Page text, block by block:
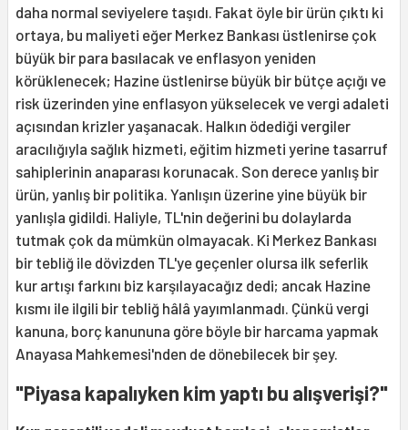
daha normal seviyelere taşıdı. Fakat öyle bir ürün çıktı ki
ortaya, bu maliyeti eğer Merkez Bankası üstlenirse çok
büyük bir para basılacak ve enflasyon yeniden
körüklenecek; Hazine üstlenirse büyük bir bütçe açığı ve
risk üzerinden yine enflasyon yükselecek ve vergi adaleti
açısından krizler yaşanacak. Halkın ödediği vergiler
aracılığıyla sağlık hizmeti, eğitim hizmeti yerine tasarruf
sahiplerinin anaparası korunacak. Son derece yanlış bir
ürün, yanlış bir politika. Yanlışın üzerine yine büyük bir
yanlışla gidildi. Haliyle, TL'nin değerini bu dolaylarda
tutmak çok da mümkün olmayacak. Ki Merkez Bankası
bir tebliğ ile dövizden TL'ye geçenler olursa ilk seferlik
kur artışı farkını biz karşılayacağız dedi; ancak Hazine
kısmı ile ilgili bir tebliğ hâlâ yayımlanmadı. Çünkü vergi
kanuna, borç kanununa göre böyle bir harcama yapmak
Anayasa Mahkemesi'nden de dönebilecek bir şey.
"Piyasa kapalıyken kim yaptı bu alışverişi?"